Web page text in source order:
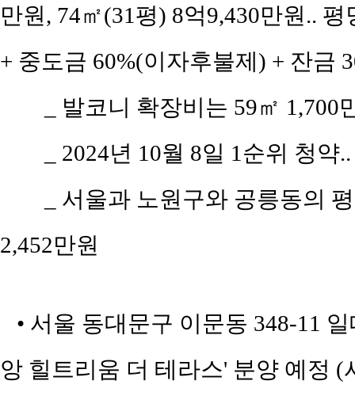
만원, 74㎡(31평) 8억9,430만원..
+ 중도금 60%(이자후불제) + 잔금
_ 발코니 확장비는 59㎡ 1,700
_ 2024년 10월 8일 1순위 청
_ 서울과 노원구와 공릉동의
2,452만원
• 서울 동대문구 이문동 348-11
앙 힐트리움 더 테라스' 분양 예정